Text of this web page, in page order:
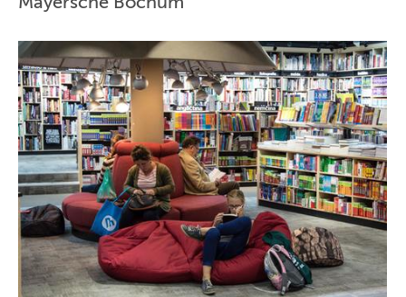
NÜRNBERG
WIEN
ZÜRICH
ANDERE
REGIONEN